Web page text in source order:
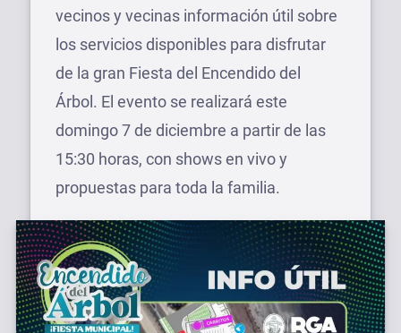
vecinos y vecinas información útil sobre
los servicios disponibles para disfrutar
de la gran Fiesta del Encendido del
Árbol. El evento se realizará este
domingo 7 de diciembre a partir de las
15:30 horas, con shows en vivo y
propuestas para toda la familia.